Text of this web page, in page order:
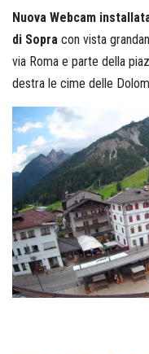
Nuova Webcam
di Sopra con vista
via Roma e parte della
destra le cime delle